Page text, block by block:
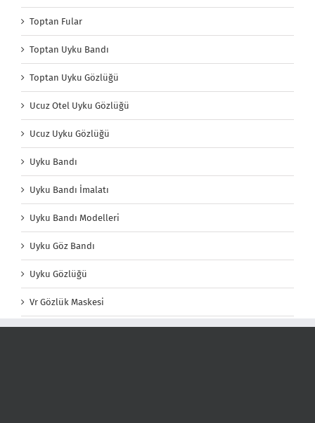
Toptan Fular
Toptan Uyku Bandı
Toptan Uyku Gözlüğü
Ucuz Otel Uyku Gözlüğü
Ucuz Uyku Gözlüğü
Uyku Bandı
Uyku Bandı İmalatı
Uyku Bandı Modelleri
Uyku Göz Bandı
Uyku Gözlüğü
Vr Gözlük Maskesi